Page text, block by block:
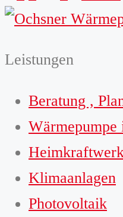
Leistungen
Beratung ,
Wärmepumpe
Klimaanlagen
Photovoltaik